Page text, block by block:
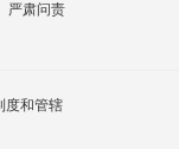
严肃问责
度和管辖